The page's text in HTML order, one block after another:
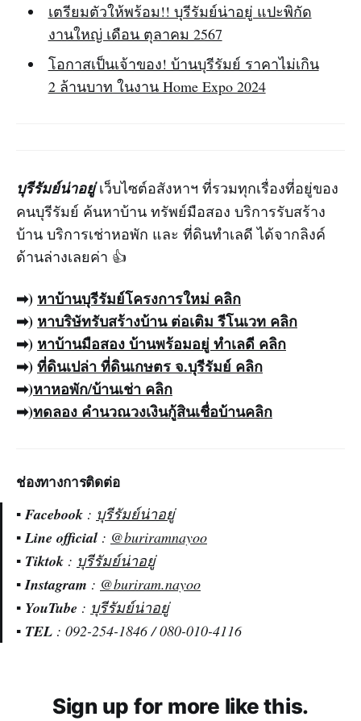
เตรียมตัวให้พร้อม!! บุรีรัมย์น่าอยู่ แปะพิกัด
งานใหญ่ เดือน ตุลาคม 2567
โอกาสเป็นเจ้าของ! บ้านบุรีรัมย์ ราคาไม่เกิน
2 ล้านบาท ในงาน Home Expo 2024
บุรีรัมย์น่าอยู่เว็บไซต์อสังหาฯ ที่รวมทุกเรื่องที่อยู่ของ
คนบุรีรัมย์ ค้นหาบ้าน ทรัพย์มือสอง บริการรับสร้าง
บ้าน บริการเช่าหอพัก และ ที่ดินทำเลดี ได้จากลิงค์
ด้านล่างเลยค่า 👍
➡) หาบ้านบุรีรัมย์โครงการใหม่ คลิก
➡) หาบริษัทรับสร้างบ้านต่อเติม รีโนเวท คลิก
➡) หาบ้านมือสองบ้านพร้อมอยู่ ทำเลดี คลิก
➡)ที่ดินเปล่า ที่ดินเกษตร จ.บุรีรัมย์ คลิก
➡)หาหอพัก/บ้านเช่า คลิก
➡)ทดลอง คำนวณวงเงินกู้สินเชื่อบ้านคลิก
ช่องทางการติดต่อ
▪️ Facebook : บุรีรัมย์น่าอยู่
▪️ Line official : @buriramnayoo
▪️ Tiktok : บุรีรัมย์น่าอยู่
▪️Instagram : @buriram.nayoo
▪️ YouTube : บุรีรัมย์น่าอยู่
▪️ TEL : 092-254-1846 / 080-010-4116
Sign up for more like this.